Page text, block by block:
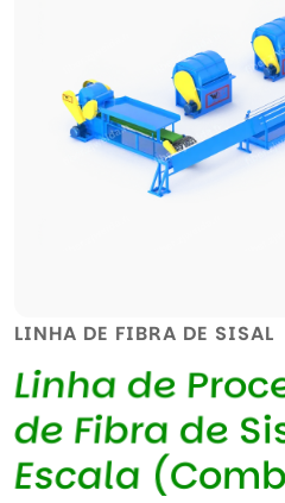
LINHA DE FIBRA DE SISAL
Linha de Proc
de Fibra de Si
Escala (Comb